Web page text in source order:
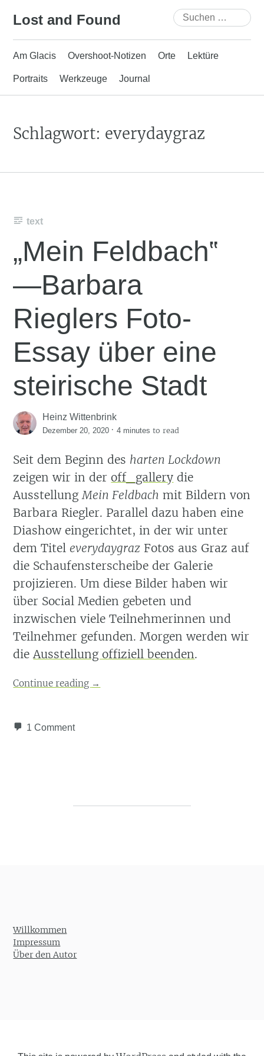
Lost and Found
Suchen
nach:
Am Glacis Overshoot-Notizen Orte Lektüre
Portraits Werkzeuge Journal
Schlagwort: everydaygraz
text
„Mein Feldbach‟
—Barbara
Rieglers Foto-
Essay über eine
steirische Stadt
Heinz Wittenbrink
Dezember 20, 2020 ·4 minutes to read
Seit dem Beginn des harten Lockdown
zeigen wir in der off_gallery die
AusstellungMein Feldbach mit Bildern von
Barbara Riegler. Parallel dazu haben eine
Diashow eingerichtet, in der wir unter
dem Titel everydaygraz Fotos aus Graz auf
die Schaufensterscheibe der Galerie
projizieren. Um diese Bilder haben wir
über Social Medien gebeten und
inzwischen viele Teilnehmerinnen und
Teilnehmer gefunden. Morgen werden wir
dieAusstellung offiziell beenden.
Continue reading →
1 Comment
Willkommen
Impressum
Über den Autor